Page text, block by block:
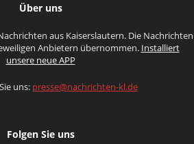
Über uns
aus Kaiserslautern. Die Nachrichten
Anbietern übernommen. Installiert
unsere neue APP
uns: presse@nachrichten-kl.de
Folgen Sie uns